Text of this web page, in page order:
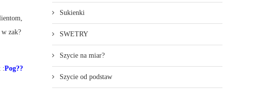
zak?
:Pog??
Sukienki
SWETRY
Szycie na miar?
Szycie od podstaw